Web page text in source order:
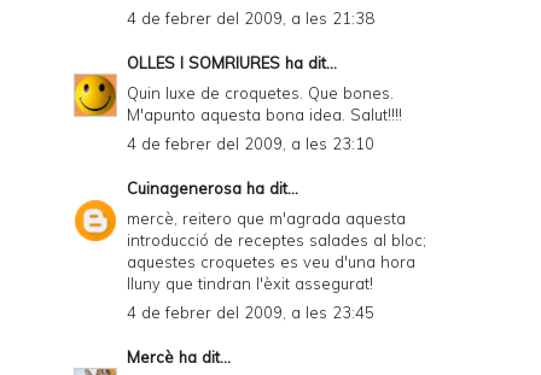
4 de febrer del 2009, a les 21:38
OLLES I SOMRIURES ha dit...
Quin luxe de croquetes. Que bones.
M'apunto aquesta bona idea. Salut!!!!
4 de febrer del 2009, a les 23:10
Cuinagenerosa ha dit...
mercè, reitero que m'agrada aquesta
introducció de receptes salades al bloc;
aquestes croquetes es veu d'una hora
lluny que tindran l'èxit assegurat!
4 de febrer del 2009, a les 23:45
Mercè ha dit...